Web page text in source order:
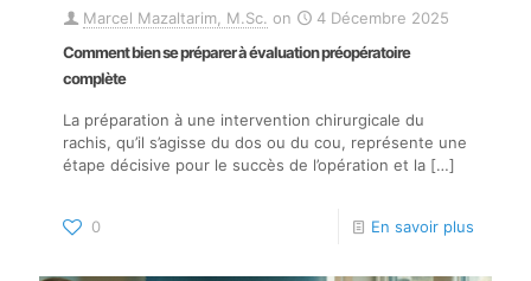
Marcel Mazaltarim, M.Sc. on
4 Décembre 2025
Comment bien se préparer à évaluation préopératoire
complète
La préparation à une intervention chirurgicale du
rachis, qu’il s’agisse du dos ou du cou, représente une
étape décisive pour le succès de l’opération et la […]
0 En savoir plus